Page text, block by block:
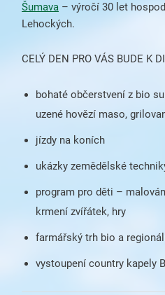
Šumava – výročí 30 let
Lehockých.
CELÝ DEN PRO VÁS BUDE K
bohaté občerstvení z bio
uzené hovězí maso,
jízdy na koních
ukázky zemědělské
program pro děti –
krmení zvířátek, hry
farmářský trh bio a
vystoupení country kapely